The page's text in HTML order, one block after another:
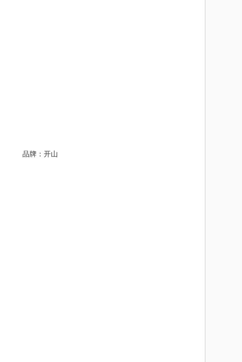
																	品牌：开山